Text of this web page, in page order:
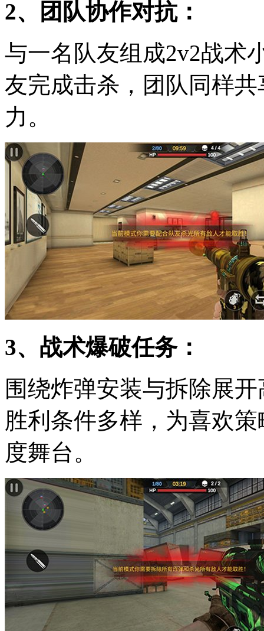
2、团队协作对抗：
与一名队友组成2v2战术
友完成击杀，团队同样
力。
3、战术爆破任务：
围绕炸弹安装与拆除展
胜利条件多样，为喜欢
度舞台。